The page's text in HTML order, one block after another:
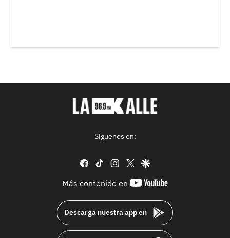
Síguenos en:
facebook
tiktok instagram
twittergoogle
Más contenido en
youtube-
Descarga nuestra app en